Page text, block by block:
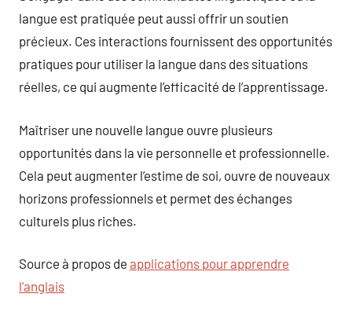
langue est pratiquée peut aussi offrir un soutien
précieux. Ces interactions fournissent des opportunités
pratiques pour utiliser la langue dans des situations
réelles, ce qui augmente l’efficacité de l’apprentissage.
Maîtriser une nouvelle langue ouvre plusieurs
opportunités dans la vie personnelle et professionnelle.
Cela peut augmenter l’estime de soi, ouvre de nouveaux
horizons professionnels et permet des échanges
culturels plus riches.
Source à propos de applications pour apprendre
l’anglais